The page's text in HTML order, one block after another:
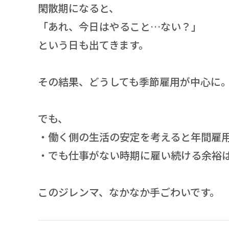
閑散期になると、
「あれ、今日はやること…ない？」
という日も出てきます。
その結果、どうしても季節雇用が中心に。
でも、
・働く側の生活の安定を考えると年間雇
・でも仕事がない時期に雇い続ける余裕
このジレンマ、なかなか手ごわいです。